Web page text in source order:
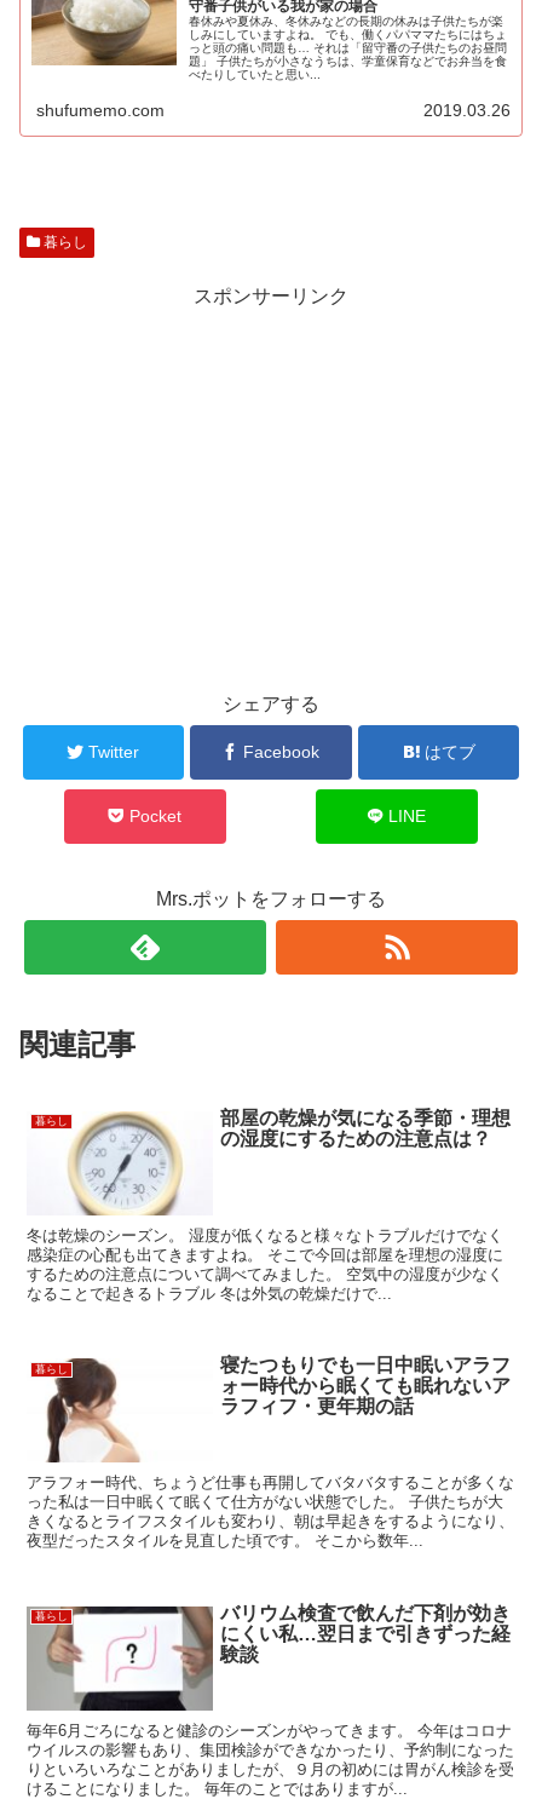
守番子供がいる我が家の場合
春休みや夏休み、冬休みなどの長期の休みは子供たちが楽
しみにしていますよね。 でも、働くパパママたちにはちょ
っと頭の痛い問題も… それは「留守番の子供たちのお昼問
題」 子供たちが小さなうちは、学童保育などでお弁当を食
べたりしていたと思い...
shufumemo.com 2019.03.26
暮らし
スポンサーリンク
シェアする
Twitter Facebook はてブ
Pocket LINE
Mrs.ポットをフォローする
関連記事
暮らし
部屋の乾燥が気になる季節・理想
の湿度にするための注意点は？
冬は乾燥のシーズン。 湿度が低くなると様々なトラブルだけでなく
感染症の心配も出てきますよね。 そこで今回は部屋を理想の湿度に
するための注意点について調べてみました。 空気中の湿度が少なく
なることで起きるトラブル 冬は外気の乾燥だけで...
暮らし
寝たつもりでも一日中眠いアラフ
ォー時代から眠くても眠れないア
ラフィフ・更年期の話
アラフォー時代、ちょうど仕事も再開してバタバタすることが多くな
った私は一日中眠くて眠くて仕方がない状態でした。 子供たちが大
きくなるとライフスタイルも変わり、朝は早起きをするようになり、
夜型だったスタイルを見直した頃です。 そこから数年...
暮らし
バリウム検査で飲んだ下剤が効き
にくい私…翌日まで引きずった経
験談
毎年6月ごろになると健診のシーズンがやってきます。 今年はコロナ
ウイルスの影響もあり、集団検診ができなかったり、予約制になった
りといろいろなことがありましたが、９月の初めには胃がん検診を受
けることになりました。 毎年のことではありますが...